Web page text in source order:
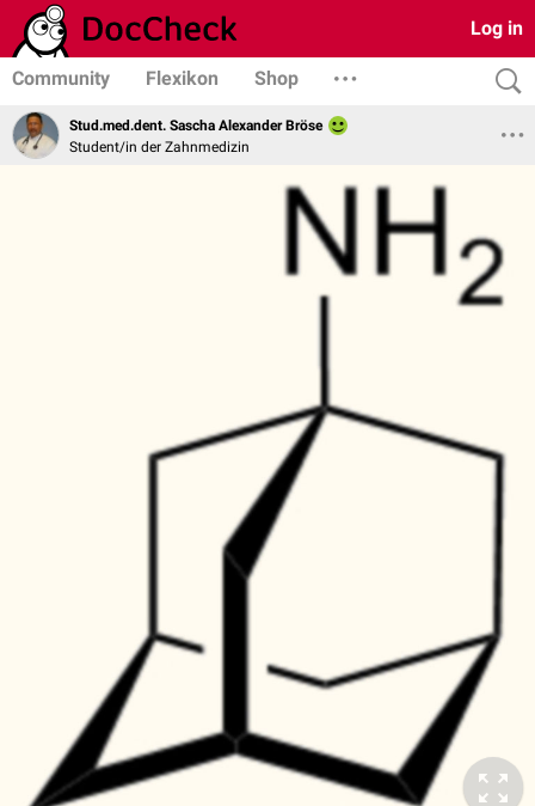
Log in
Community Flexikon Shop
Stud.med.dent. Sascha Alexander Bröse
Student/in der Zahnmedizin